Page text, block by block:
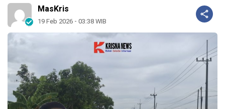
MasKris
19 Feb 2026 - 03:38 WIB